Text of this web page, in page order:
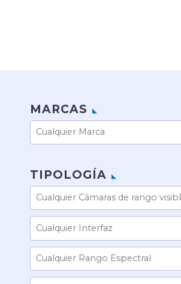
MARCAS
TIPOLOGÍA